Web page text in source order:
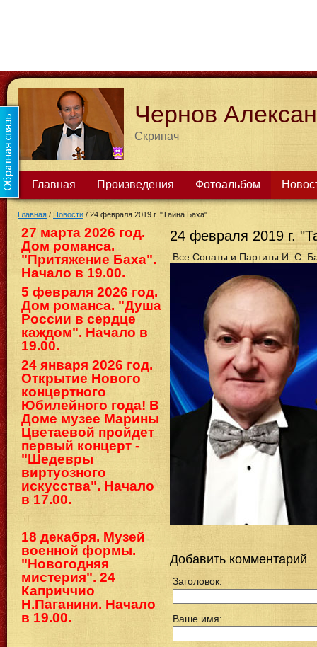
Чернов
Скрипач
Главная Произведения Фотоальбом
Главная / Новости / 24 февраля 2019 г. "Тайна Баха"
27 марта 2026 год.
Дом романса.
"Притяжение Баха".
Начало в 19.00.
5 февраля 2026 год.
Дом романса. "Душа
России в сердце
каждом". Начало в
19.00.
24 января 2026 год.
Открытие Нового
концертного
Юбилейного года! В
Доме музее Марины
Цветаевой пройдет
первый концерт -
"Шедевры
виртуозного
искусства". Начало
в 17.00.
18 декабря. Музей
военной формы.
"Новогодняя
мистерия". 24
Каприччио
Н.Паганини. Начало
в 19.00.
24 февраля 2019 г.
Все Сонаты и Партиты И. С.
Добавить комментарий
Заголовок:
Ваше имя: